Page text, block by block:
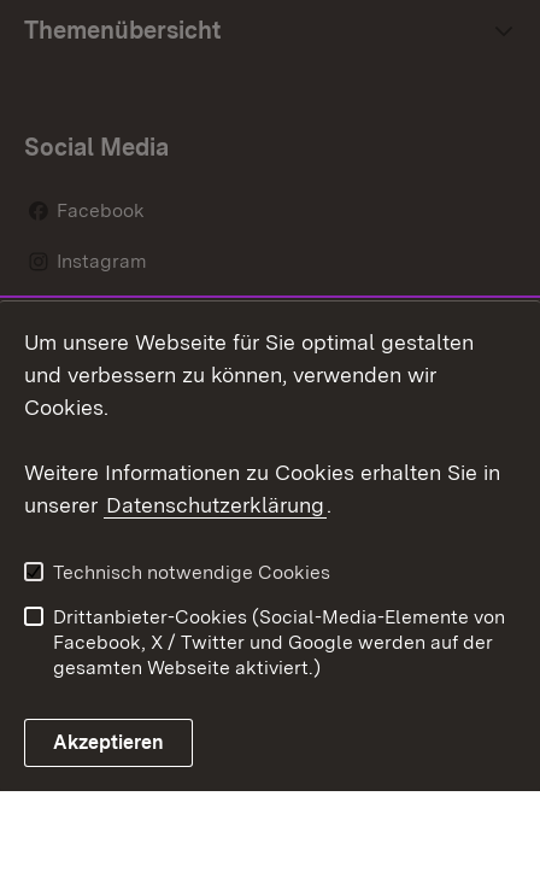
Themenübersicht
Social Media
Facebook
Instagram
Mastodon
Youtube
Link zum Landesportal
Kontakt
Datenschutz
Barrierefreiheit
Impressum Cookies
Um unsere Webseite für Sie optimal gestalten
und verbessern zu können, verwenden wir
Cookies.
Weitere Informationen zu Cookies erhalten Sie in
unserer Datenschutzerklärung.
Technisch notwendige Cookies
Drittanbieter-Cookies (Social-Media-Elemente von
Facebook, X / Twitter und Google werden auf der
gesamten Webseite aktiviert.)
Akzeptieren